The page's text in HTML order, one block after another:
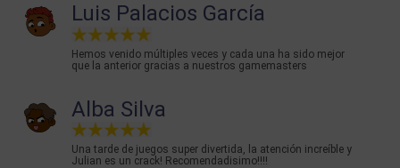
Luis Palacios García
Hemos venido múltiples veces y cada una ha sido mejor
que la anterior gracias a nuestros gamemasters
Alba Silva
Una tarde de juegos super divertida, la atención increíble y
Julian es un crack! Recomendadisimo!!!!